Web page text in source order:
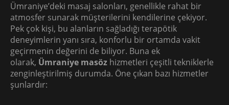
Ümraniye’deki masaj salonları, genellikle rahat bir
atmosfer sunarak müşterilerini kendilerine çekiyor.
Pek çok kişi, bu alanların sağladığı terapötik
deneyimlerin yanı sıra, konforlu bir ortamda vakit
geçirmenin değerini de biliyor. Buna ek
olarak, Ümraniye masöz hizmetleri çeşitli tekniklerle
zenginleştirilmiş durumda. Öne çıkan bazı hizmetler
şunlardır: